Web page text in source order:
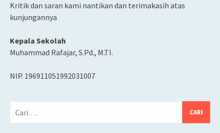
Kritik dan saran kami nantikan dan terimakasih atas
kunjungannya
Kepala Sekolah
Muhammad Rafajar, S.Pd., M.TI.
NIP. 196911051992031007